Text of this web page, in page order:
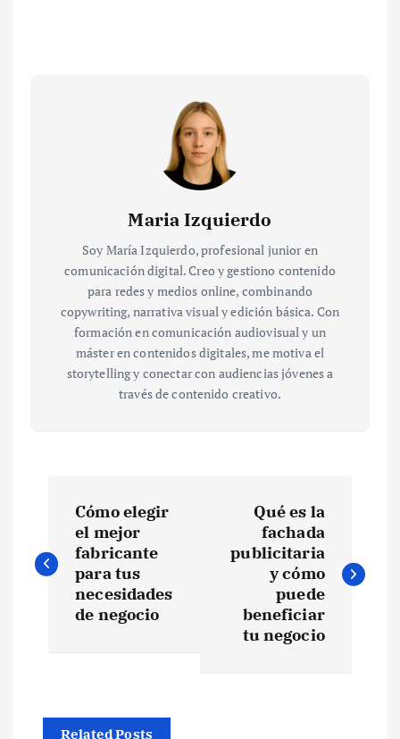
Maria Izquierdo
Soy María Izquierdo, profesional junior en
comunicación digital. Creo y gestiono contenido
para redes y medios online, combinando
copywriting, narrativa visual y edición básica. Con
formación en comunicación audiovisual y un
máster en contenidos digitales, me motiva el
storytelling y conectar con audiencias jóvenes a
través de contenido creativo.
a
v
a
Cómo elegir
el mejor
fabricante
para tus
necesidades
de negocio
Qué es la
fachada
publicitaria
y cómo
puede
beneficiar
tu negocio
Related Posts